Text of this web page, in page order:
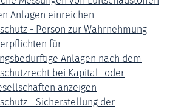
Anlagen einreichen
- Person zur Wahrnehmung
für
Anlagen nach dem
bei Kapital- oder
anzeigen
- Sicherstellung der